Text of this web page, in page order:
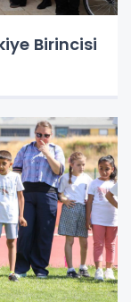
Birincisi